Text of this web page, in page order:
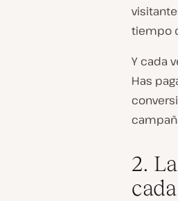
tiempo
Y cada
Has
2.